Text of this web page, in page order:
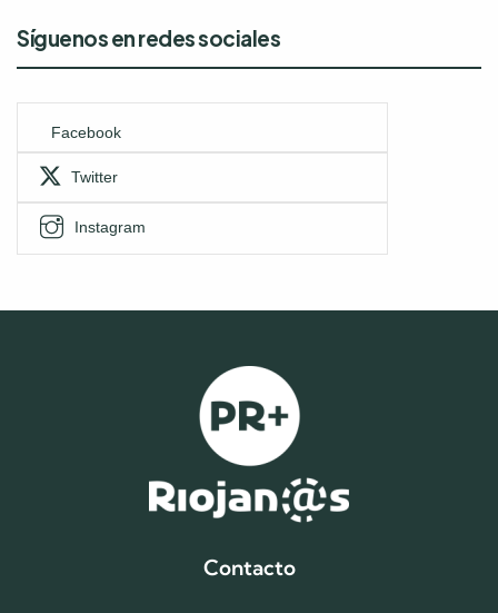
Síguenos en redes sociales
Facebook
Twitter
Instagram
Contacto